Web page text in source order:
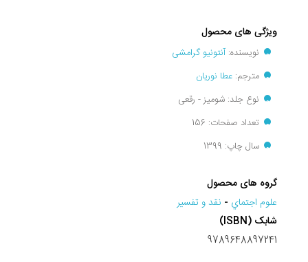
ویژگی های محصول
نویسنده: آنتونیو گرامشی
مترجم: عطا نوریان
نوع جلد: شومیز - رقعی
تعداد صفحات: 156
سال چاپ: 1399
گروه های محصول
علوم اجتماي - نقد و تفسير
شابک (ISBN)
9789648897241